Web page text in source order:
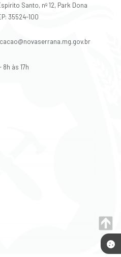
Santo, nº 12, Park Dona
35524-100
às 17h